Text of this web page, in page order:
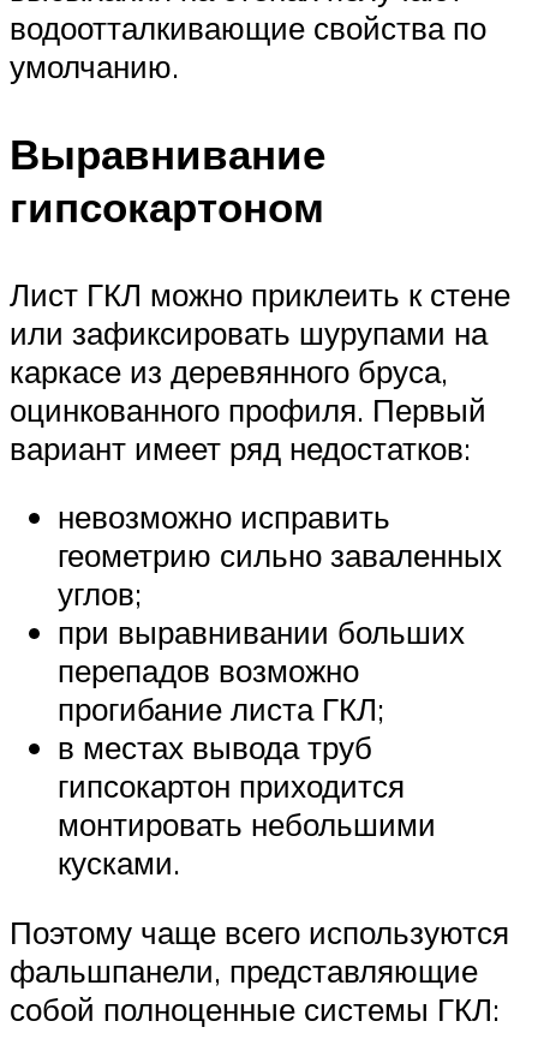
водоотталкивающие свойства по
умолчанию.
Выравнивание
гипсокартоном
Лист ГКЛ можно приклеить к стене
или зафиксировать шурупами на
каркасе из деревянного бруса,
оцинкованного профиля. Первый
вариант имеет ряд недостатков:
невозможно исправить
геометрию сильно заваленных
углов;
при выравнивании больших
перепадов возможно
прогибание листа ГКЛ;
в местах вывода труб
гипсокартон приходится
монтировать небольшими
кусками.
Поэтому чаще всего используются
фальшпанели, представляющие
собой полноценные системы ГКЛ: